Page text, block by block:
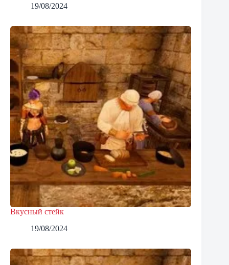
19/08/2024
Вкусный стейк
19/08/2024